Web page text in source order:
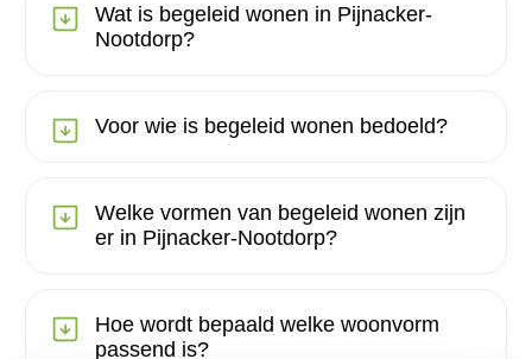
Wat is begeleid wonen in Pijnacker-
Nootdorp?
Voor wie is begeleid wonen bedoeld?
Welke vormen van begeleid wonen zijn
er in Pijnacker-Nootdorp?
Hoe wordt bepaald welke woonvorm
passend is?